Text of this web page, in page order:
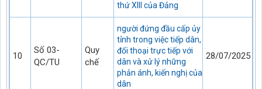
thứ XIII của Đảng
10
Số 03-
QC/TU
Quy
chế
người đứng đầu cấp ủy
tỉnh trong việc tiếp dân,
đối thoại trực tiếp với
dân và xử lý những
phản ánh, kiến nghị của
dân
28/07/2025